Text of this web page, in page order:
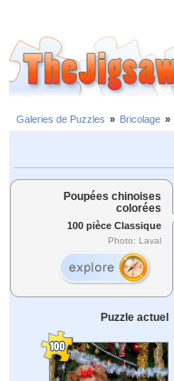
Galeries de Puzzles » Bricolage »
Poupées chinoises
colorées
100 pièce Classique
Photo: Laval
Puzzle actuel